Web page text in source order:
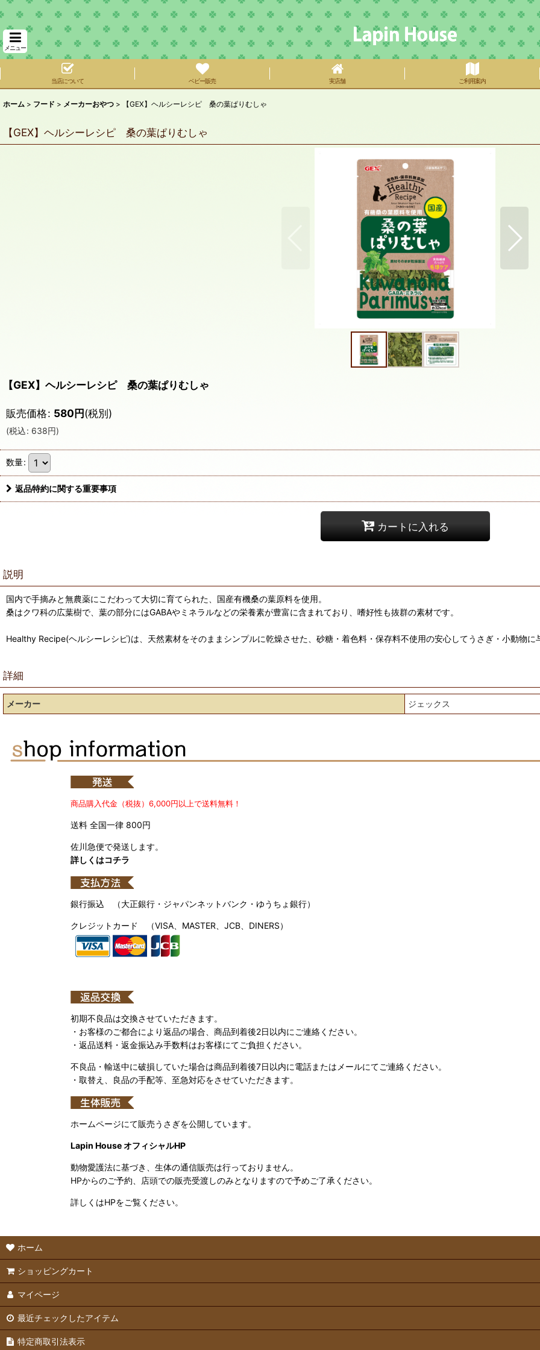
メニュー
当店について ベビー販売 実店舗 ご利用案内
ホーム > フード > メーカーおやつ > 【GEX】ヘルシーレシピ 桑の葉ぱりむしゃ
【GEX】ヘルシーレシピ 桑の葉ぱりむしゃ
【GEX】ヘルシーレシピ 桑の葉ぱりむしゃ
販売価格: 580円(税別)
(税込: 638円)
数量:
返品特約に関する重要事項
カートに入れる
説明
国内で手摘みと無農薬にこだわって大切に育てられた、国産有機桑の葉原料を使用。
桑はクワ科の広葉樹で、葉の部分にはGABAやミネラルなどの栄養素が豊富に含まれており、嗜好性も抜群の素材です。
Healthy Recipe(ヘルシーレシピ)は、天然素材をそのままシンプルに乾燥させた、砂糖・着色料・保存料不使用の安心してうさぎ・小動物に
詳細
メーカー ジェックス
商品購入代金（税抜）6,000円以上で送料無料！
送料 全国一律 800円
佐川急便で発送します。
詳しくはコチラ
銀行振込 （大正銀行・ジャパンネットバンク・ゆうちょ銀行）
クレジットカード （VISA、MASTER、JCB、DINERS）
初期不良品は交換させていただきます。
・お客様のご都合により返品の場合、商品到着後2日以内にご連絡ください。
・返品送料・返金振込み手数料はお客様にてご負担ください。
不良品・輸送中に破損していた場合は商品到着後7日以内に電話またはメールにてご連絡ください。
・取替え、良品の手配等、至急対応をさせていただきます。
ホームページにて販売うさぎを公開しています。
Lapin House オフィシャルHP
動物愛護法に基づき、生体の通信販売は行っておりません。
HPからのご予約、店頭での販売受渡しのみとなりますので予めご了承ください。
詳しくはHPをご覧ください。
ホーム
ショッピングカート
マイページ
最近チェックしたアイテム
特定商取引法表示